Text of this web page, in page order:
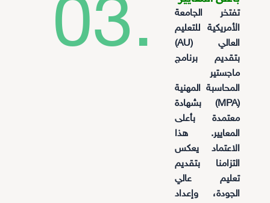
03.
تفتخر الجامعة
الأمريكية للتعليم
العالي (AU)
بتقديم برنامج
ماجستير
المحاسبة المهنية
(MPA) بشهادة
معتمدة بأعلى
المعايير. هذا
الاعتماد يعكس
التزامنا بتقديم
تعليم عالي
الجودة، وإعداد